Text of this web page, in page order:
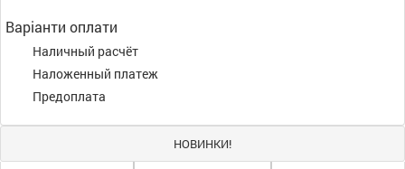
Варіанти оплати
Наличный расчёт
Наложенный платеж
Предоплата
НОВИНКИ!